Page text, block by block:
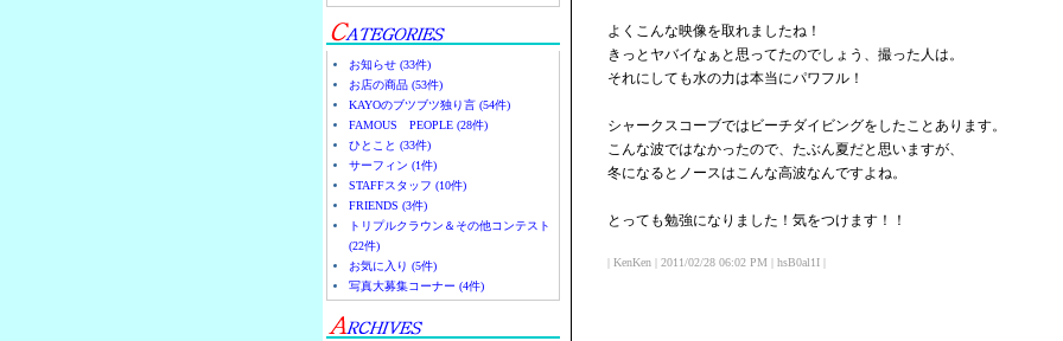
お知らせ (33件)
お店の商品 (53件)
KAYOのブツブツ独り言 (54件)
FAMOUS PEOPLE (28件)
ひとこと (33件)
サーフィン (1件)
STAFFスタッフ (10件)
FRIENDS (3件)
トリプルクラウン＆その他コンテスト
(22件)
お気に入り (5件)
写真大募集コーナー (4件)
よくこんな映像を取れましたね！
きっとヤバイなぁと思ってたのでしょう、撮った人は。
それにしても水の力は本当にパワフル！
シャークスコーブではビーチダイビングをしたことあります。
こんな波ではなかったので、たぶん夏だと思いますが、
冬になるとノースはこんな高波なんですよね。
とっても勉強になりました！気をつけます！！
| KenKen | 2011/02/28 06:02 PM | hsB0al1I |